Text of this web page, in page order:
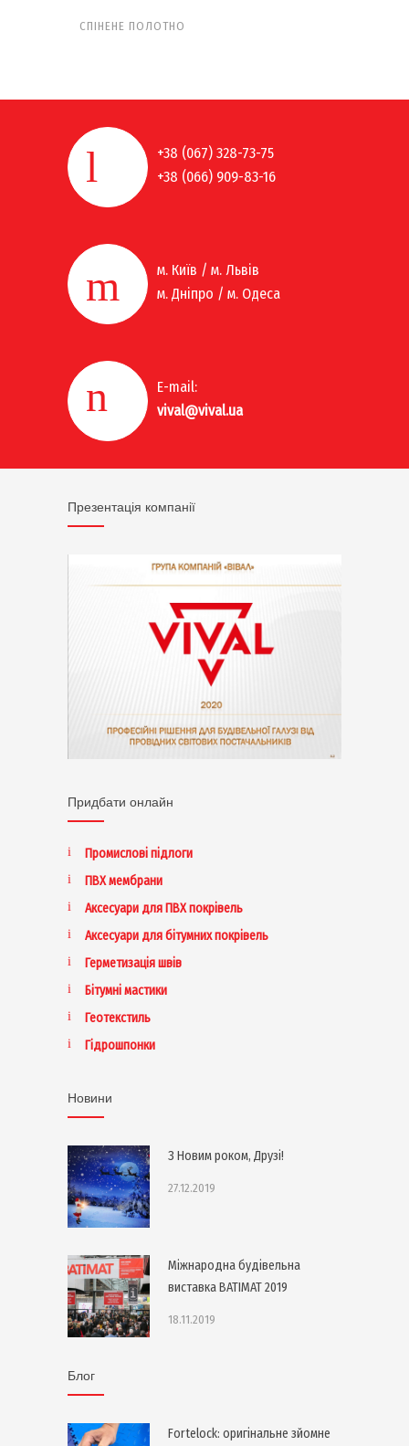
СПІНЕНЕ ПОЛОТНО
+38 (067) 328-73-75
+38 (066) 909-83-16
м. Київ / м. Львів
м. Дніпро / м. Одеса
E-mail:
vival@vival.ua
Презентація компанії
Придбати онлайн
Промислові підлоги
ПВХ мембрани
Аксесуари для ПВХ покрівель
Аксесуари для бітумних покрівель
Герметизація швів
Бітумні мастики
Геотекстиль
Гідрошпонки
Новини
З Новим роком, Друзі!
27.12.2019
Міжнародна будівельна
виставка BATIMAT 2019
18.11.2019
Блог
Fortelock: оригінальне зйомне